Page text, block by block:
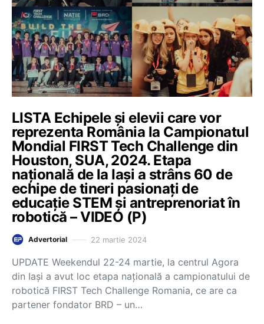
LISTA Echipele și elevii care vor
reprezenta România la Campionatul
Mondial FIRST Tech Challenge din
Houston, SUA, 2024. Etapa
națională de la Iași a strâns 60 de
echipe de tineri pasionați de
educație STEM și antreprenoriat în
robotică – VIDEO (P)
Advertorial 22 martie 2024
UPDATE Weekendul 22-24 martie, la centrul Agora
din Iași a avut loc etapa națională a campionatului de
robotică FIRST Tech Challenge Romania, ce are ca
partener fondator BRD – un…